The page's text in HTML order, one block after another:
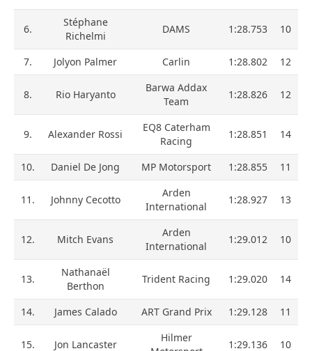
6.
Stéphane
Richelmi
DAMS 1:28.753 10
7. Jolyon Palmer Carlin 1:28.802 12
8. Rio Haryanto
Barwa Addax
Team
1:28.826 12
9. Alexander Rossi
EQ8 Caterham
Racing
1:28.851 14
10. Daniel De Jong MP Motorsport 1:28.855 11
11. Johnny Cecotto
Arden
International
1:28.927 13
12. Mitch Evans
Arden
International
1:29.012 10
13.
Nathanaël
Berthon
Trident Racing 1:29.020 14
14. James Calado ART Grand Prix 1:29.128 11
15. Jon Lancaster
Hilmer
1:29.136 10